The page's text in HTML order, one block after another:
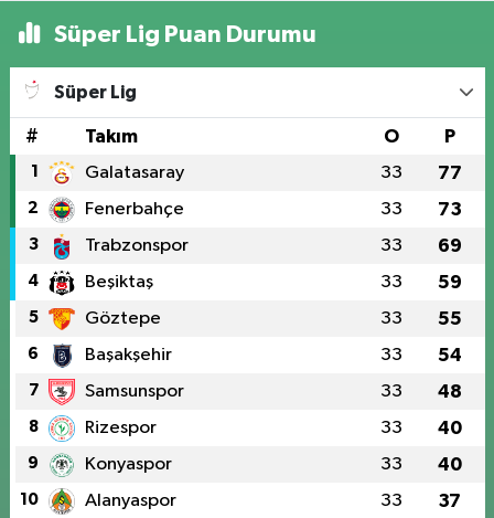
Süper Lig Puan Durumu
Süper Lig
# Takım O P
1 Galatasaray 33 77
2 Fenerbahçe 33 73
3 Trabzonspor 33 69
4 Beşiktaş 33 59
5 Göztepe 33 55
6 Başakşehir 33 54
7 Samsunspor 33 48
8 Rizespor 33 40
9 Konyaspor 33 40
10 Alanyaspor 33 37